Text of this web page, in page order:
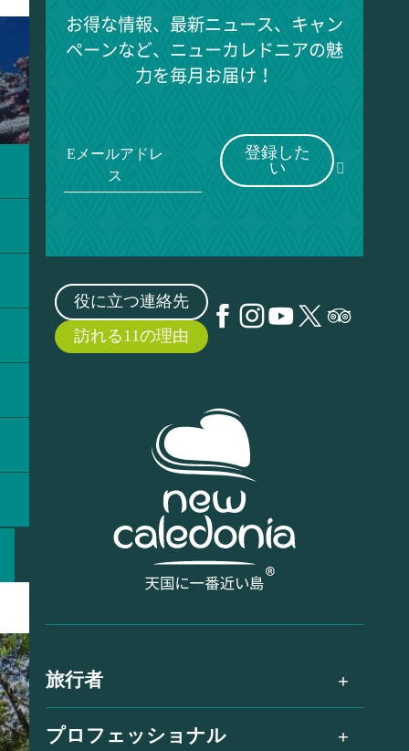
お得な情報、最新ニュース、キャン
ペーンなど、ニューカレドニアの魅
力を毎月お届け！
Eメールアドレ
ス
登録した
い
役に立つ連絡先
訪れる11の理由
旅行者
プロフェッショナル